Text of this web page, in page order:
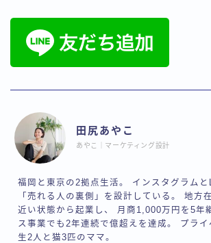
田尻あやこ
あやこ｜マーケティング設計
福岡と東京の2拠点生活。 インスタグラムと
「売れる人の裏側」を設計している。 地方
近い状態から起業し、 月商1,000万円を5年
ス事業でも2年連続で億超えを達成。 プラ
生2人と猫3匹のママ。